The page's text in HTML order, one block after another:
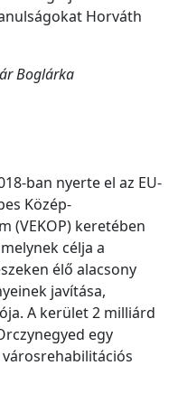
Horváth
Boglárka
ban nyerte el az EU-
Közép-
(VEKOP) keretében
célja a
élő alacsony
javítása,
A kerület 2 milliárd
egy